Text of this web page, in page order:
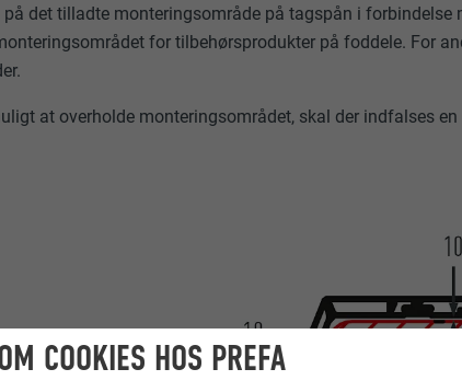
det tilladte monteringsområde på tagspån i forbindelse
for tilbehørsprodukter på foddele. For
at overholde monteringsområdet, skal der indfalses
COOKIES HOS PREFA